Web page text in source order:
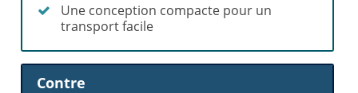
Une conception compacte pour un
transport facile
Contre